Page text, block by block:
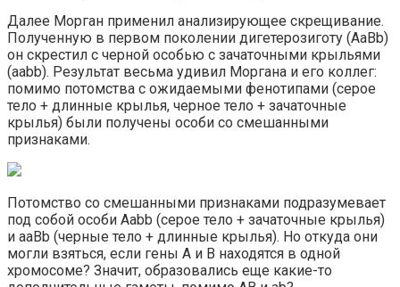
Далее Морган применил анализирующее скрещивание.
Полученную в первом поколении дигетерозиготу (AaBb)
он скрестил с черной особью с зачаточными крыльями
(aabb). Результат весьма удивил Моргана и его коллег:
помимо потомства с ожидаемыми фенотипами (серое
тело + длинные крылья, черное тело + зачаточные
крылья) были получены особи со смешанными
признаками.
Потомство со смешанными признаками подразумевает
под собой особи Aabb (серое тело + зачаточные крылья)
и aaBb (черные тело + длинные крылья). Но откуда они
могли взяться, если гены A и B находятся в одной
хромосоме? Значит, образовались еще какие-то